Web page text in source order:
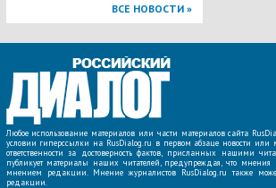
ВСЕ НОВОСТИ »
Любое использование материалов или части материалов сайта
условии гиперссылки на RusDialog.ru в первом абзаце новости или
ответственности за достоверность фактов, присланных нашими
публикует материалы наших читателей, предупреждая, что мнения
мнением редакции. Мнение журналистов RusDialog.ru также
редакции.